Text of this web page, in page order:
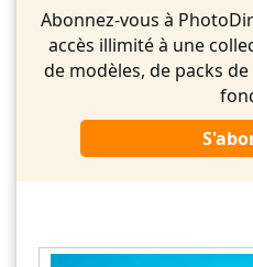
Abonnez-vous à
accès illimité à une
de modèles, de packs